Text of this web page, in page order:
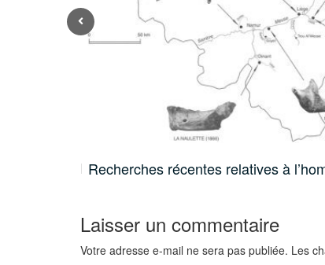
Recherches récentes relatives à
Laisser un commentaire
Votre adresse e-mail ne sera pas publiée. Les